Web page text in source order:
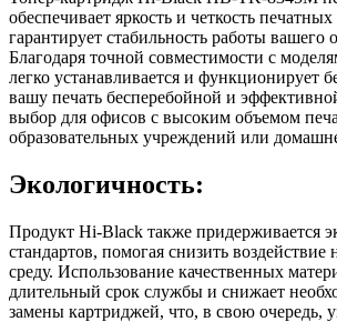
обеспечивает яркость и четкость
гарантирует стабильность работы вашего
Благодаря точной совместимости с
легко устанавливается и функционирует
вашу печать бесперебойной и
выбор для офисов с высоким объемом
образовательных учреждений или
Экологичность:
Продукт Hi-Black также придерживается
стандартов, помогая снизить
среду. Использование качественных
длительный срок службы и снижает
замены картриджей, что, в свою очередь,